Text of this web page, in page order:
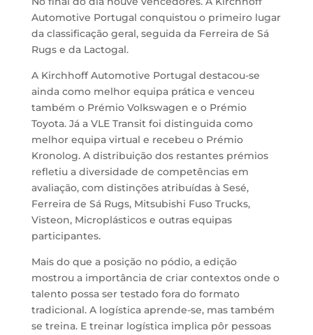
Automotive Portugal conquistou o primeiro lugar
da classificação geral, seguida da Ferreira de Sá
Rugs e da Lactogal.
A Kirchhoff Automotive Portugal destacou-se
ainda como melhor equipa prática e venceu
também o Prémio Volkswagen e o Prémio
Toyota. Já a VLE Transit foi distinguida como
melhor equipa virtual e recebeu o Prémio
Kronolog. A distribuição dos restantes prémios
refletiu a diversidade de competências em
avaliação, com distinções atribuídas à Sesé,
Ferreira de Sá Rugs, Mitsubishi Fuso Trucks,
Visteon, Microplásticos e outras equipas
participantes.
Mais do que a posição no pódio, a edição
mostrou a importância de criar contextos onde o
talento possa ser testado fora do formato
tradicional. A logística aprende-se, mas também
se treina. E treinar logística implica pôr pessoas